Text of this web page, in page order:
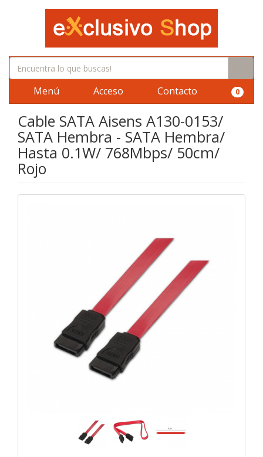
Menú Acceso Contacto 0
Cable SATA Aisens A130-0153/
SATA Hembra - SATA Hembra/
Hasta 0.1W/ 768Mbps/ 50cm/
Rojo